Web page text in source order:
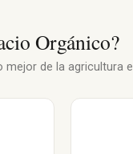
Orgánico?
mejor de la agricultura